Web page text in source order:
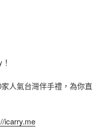
人氣台灣伴手禮，為你直
icarry.me